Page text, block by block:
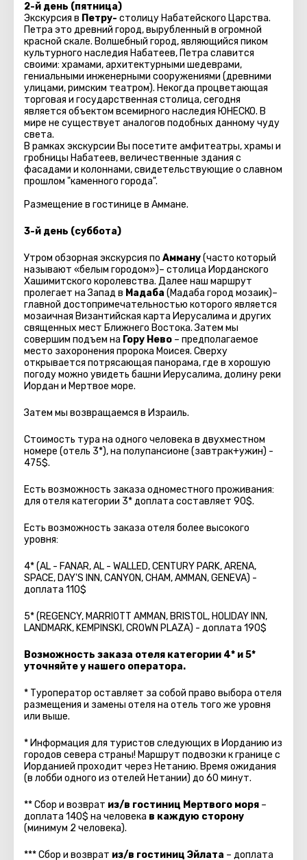
2-й день (пятница)
Экскурсия в Петру- столицу Набатейского Царства.
Петра это древний город, вырубленный в огромной
красной скале. Волшебный город, являющийся пиком
культурного наследия Набатеев, Петра славится
своими: храмами, архитектурными шедеврами,
гениальными инженерными сооружениями (древними
улицами, римским театром). Некогда процветающая
торговая и государственная столица, сегодня
является объектом всемирного наследия ЮНЕСКО. В
мире не существует аналогов подобных данному чуду
света.
В рамках экскурсии Вы посетите амфитеатры, храмы и
гробницы Набатеев, величественные здания с
фасадами и колоннами, свидетельствующие о славном
прошлом "каменного города".
Размещение в гостинице в Аммане.
3-й день (суббота)
Утром обзорная экскурсия по Амману(часто который
называют «белым городом»)– столица Иорданского
Хашимитского королевства. Далее наш маршрут
пролегает на Запад в Мадаба (Мадаба город мозаик)–
главной достопримечательностью которого является
мозаичная Византийская карта Иерусалима и других
священных мест Ближнего Востока. Затем мы
совершим подъем на Гору Нево – предполагаемое
место захоронения пророка Моисея. Сверху
открывается потрясающая панорама, где в хорошую
погоду можно увидеть башни Иерусалима, долину реки
Иордан и Мертвое море.
Затем мы возвращаемся в Израиль.
Стоимость тура на одного человека в двухместном
номере (отель 3*), на полупансионе (завтрак+ужин) -
475$.
Есть возможность заказа одноместного проживания:
для отеля категории 3* доплата составляет 90$.
Есть возможность заказа отеля более высокого
уровня:
4* (AL - FANAR, AL - WALLED, CENTURY PARK, ARENA,
SPACE, DAY'S INN, CANYON, CHAM, AMMAN, GENEVA) -
доплата 110$
5* (REGENCY, MARRIOTT AMMAN, BRISTOL, HOLIDAY INN,
LANDMARK, KEMPINSKI, CROWN PLAZA) - доплата 190$
Возможность заказа отеля категории 4* и 5*
уточняйте у нашего оператора.
* Туроператор оставляет за собой право выбора отеля
размещения и замены отеля на отель того же уровня
или выше.
* Информация для туристов следующих в Иорданию из
городов севера страны! Маршрут подвозки к границе с
Иорданией проходит через Нетанию. Время ожидания
(в лобби одного из отелей Нетании) до 60 минут.
** Сбор и возврат из/в гостиниц Мертвого моря –
доплата 140$ на человека в каждую сторону
(минимум 2 человека).
*** Сбор и возврат из/в гостиниц Эйлата – доплата